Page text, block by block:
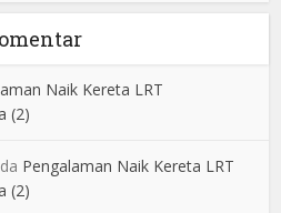
Naik Kereta LRT
(2)
Pengalaman Naik Kereta LRT
(2)